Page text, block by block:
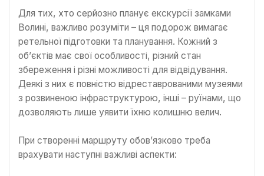
Для тих, хто серйозно планує екскурсії замками
Волині, важливо розуміти – ця подорож вимагає
ретельної підготовки та планування. Кожний з
об’єктів має свої особливості, різний стан
збереження і різні можливості для відвідування.
Деякі з них є повністю відреставрованими музеями
з розвиненою інфраструктурою, інші – руїнами, що
дозволяють лише уявити їхню колишню велич.
При створенні маршруту обов’язково треба
врахувати наступні важливі аспекти: